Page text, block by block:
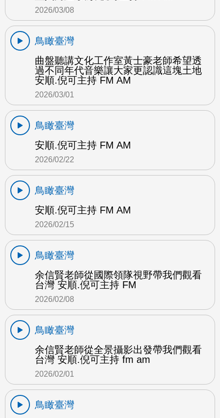
2026/03/08
鳥瞰臺灣
曲盤聽講文化工作室黃士豪老師希望透
過不同年代音樂讓大家更認識這塊土地
安順.倪可主持 FM AM
2026/03/01
鳥瞰臺灣
安順.倪可主持 FM AM
2026/02/22
鳥瞰臺灣
安順.倪可主持 FM AM
2026/02/15
鳥瞰臺灣
余信賢老師從國際領隊視野帶我們觀看
台灣 安順.倪可主持 FM
2026/02/08
鳥瞰臺灣
余信賢老師從全景攝影出發帶我們觀看
台灣 安順.倪可主持 fm am
2026/02/01
鳥瞰臺灣